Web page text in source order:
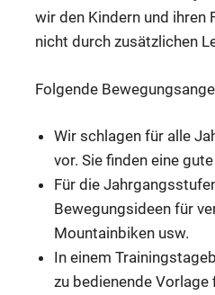
wir den Kindern und
nicht durch zusätzlichen
Folgende
Wir schlagen für alle
vor. Sie finden eine
Für die
Bewegungsideen für
Mountainbiken usw.
In einem
zu bedienende Vorlage